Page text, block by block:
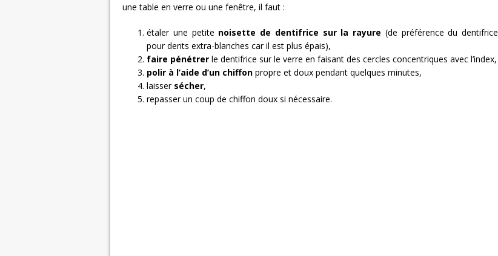
une table en verre ou une fenêtre, il faut :
étaler une petite noisette de dentifrice sur la rayure (de préférence du dentifrice
pour dents extra-blanches car il est plus épais),
faire pénétrer le dentifrice sur le verre en faisant des cercles concentriques avec l’index,
polir à l’aide d’un chiffon propre et doux pendant quelques minutes,
laisser sécher,
repasser un coup de chiffon doux si nécessaire.